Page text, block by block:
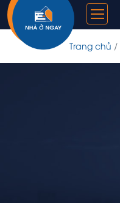
Trang chủ